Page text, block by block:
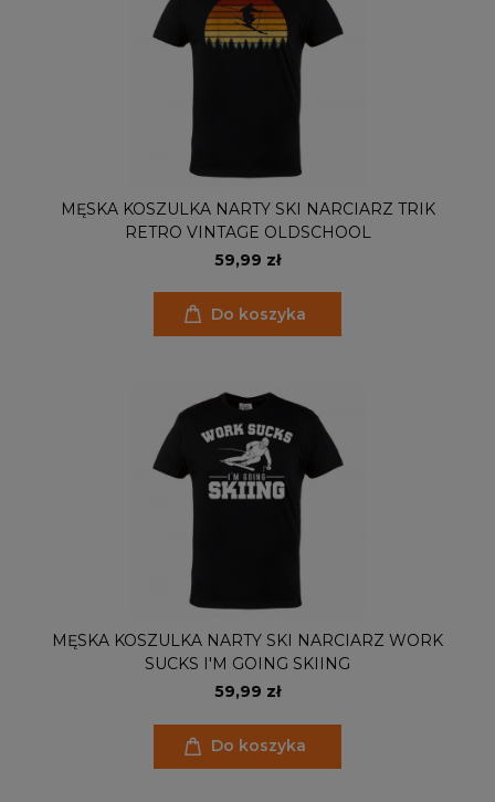
MĘSKA KOSZULKA NARTY SKI NARCIARZ TRIK
RETRO VINTAGE OLDSCHOOL
59,99 zł
Do koszyka
MĘSKA KOSZULKA NARTY SKI NARCIARZ WORK
SUCKS I'M GOING SKIING
59,99 zł
Do koszyka